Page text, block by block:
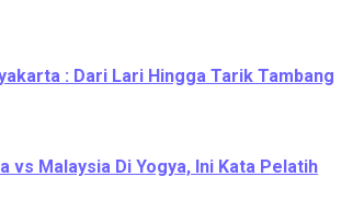
: Dari Lari Hingga Tarik Tambang
vs Malaysia Di Yogya, Ini Kata Pelatih